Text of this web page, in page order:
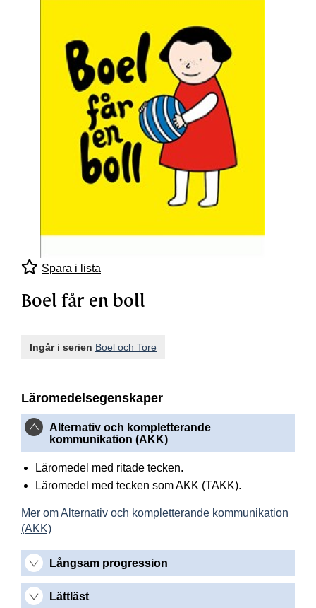
Spara i lista
Boel får en boll
Ingår i serien Boel och Tore
Läromedelsegenskaper
Alternativ och kompletterande
kommunikation (AKK)
Läromedel med ritade tecken.
Läromedel med tecken som AKK (TAKK).
Mer om Alternativ och kompletterande kommunikation
(AKK)
Långsam progression
Lättläst